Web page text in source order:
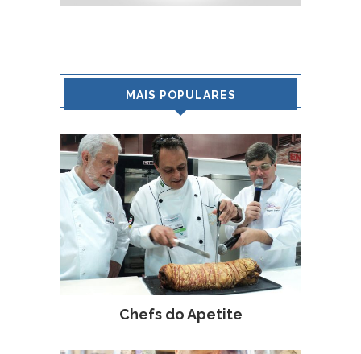
MAIS POPULARES
Chefs do Apetite